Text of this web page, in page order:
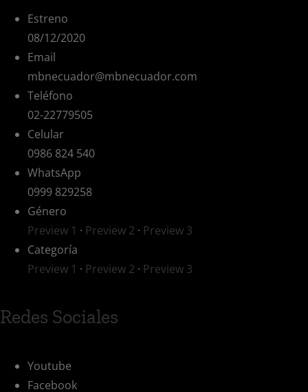
Estreno
08/12/2020
Email
mbnecuador@mbnecuador.com
Teléfono
02-22779505
Celular
0986 824 540
WhatsApp
0999 829258
Género
Preview 1 · Preview 2 · Preview 3
Categoría
Preview 1 · Preview 2 · Preview 3
Redes Sociales
Youtube
Facebook